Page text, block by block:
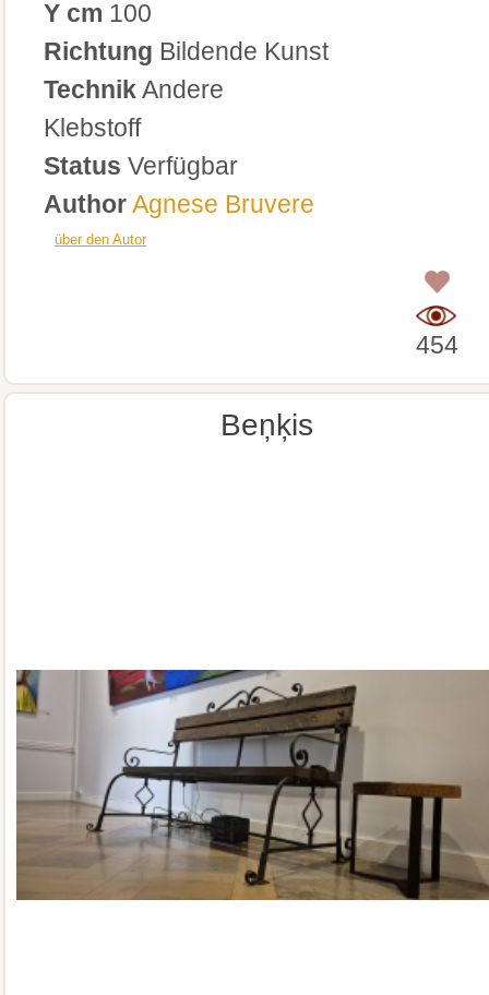
Y cm 100
Richtung Bildende Kunst
TechnikAndere
Klebstoff
Status Verfügbar
AuthorAgnese Bruvere
über den Autor
454
Beņķis